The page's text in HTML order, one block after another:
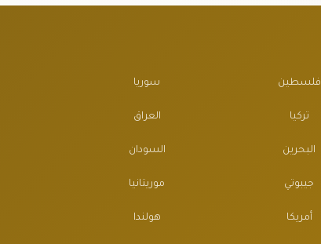
فلسطين سوريا
تركيا العراق
البحرين السودان
جيبوتي موريتانيا
أمريكا هولندا